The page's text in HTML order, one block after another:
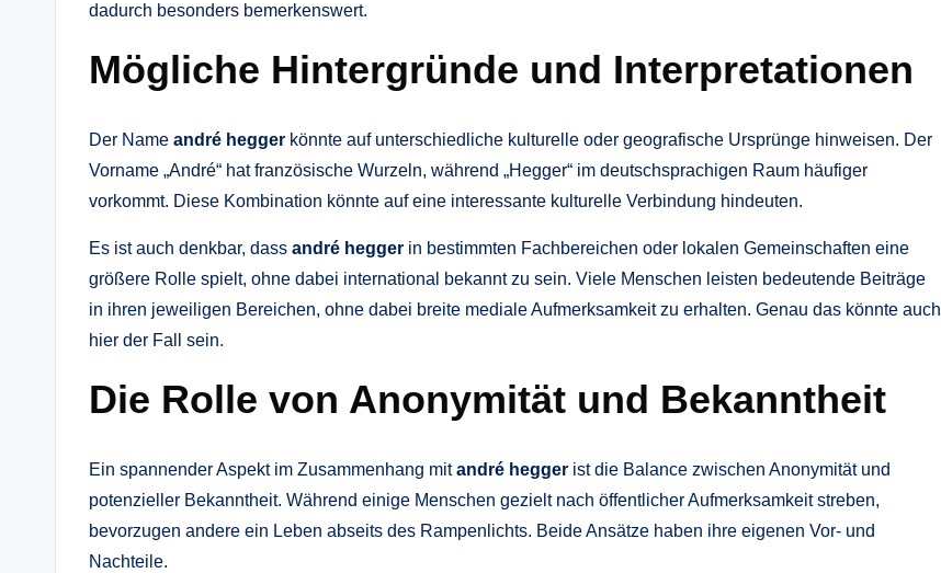
dadurch besonders bemerkenswert.
Mögliche Hintergründe und Interpretationen
Der Name andré hegger könnte auf unterschiedliche kulturelle oder geografische Ursprünge hinweisen. Der
Vorname „André“ hat französische Wurzeln, während „Hegger“ im deutschsprachigen Raum häufiger
vorkommt. Diese Kombination könnte auf eine interessante kulturelle Verbindung hindeuten.
Es ist auch denkbar, dass andré hegger in bestimmten Fachbereichen oder lokalen Gemeinschaften eine
größere Rolle spielt, ohne dabei international bekannt zu sein. Viele Menschen leisten bedeutende Beiträge
in ihren jeweiligen Bereichen, ohne dabei breite mediale Aufmerksamkeit zu erhalten. Genau das könnte auch
hier der Fall sein.
Die Rolle von Anonymität und Bekanntheit
Ein spannender Aspekt im Zusammenhang mitandré hegger ist die Balance zwischen Anonymität und
potenzieller Bekanntheit. Während einige Menschen gezielt nach öffentlicher Aufmerksamkeit streben,
bevorzugen andere ein Leben abseits des Rampenlichts. Beide Ansätze haben ihre eigenen Vor- und
Nachteile.